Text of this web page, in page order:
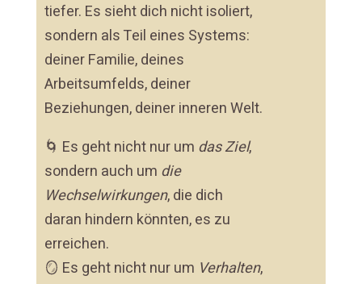
tiefer. Es sieht dich nicht isoliert,
sondern als Teil eines Systems:
deiner Familie, deines
Arbeitsumfelds, deiner
Beziehungen, deiner inneren Welt.
🌀 Es geht nicht nur um das Ziel,
sondern auch um die
Wechselwirkungen, die dich
daran hindern könnten, es zu
erreichen.
🪞 Es geht nicht nur um Verhalten,